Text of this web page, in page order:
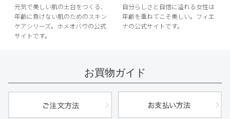
元気で美しい肌の土台をつくる、
年齢に負けない肌のためのスキン
ケアシリーズ。ホメオバウの公式
サイトです。
自分らしさと自信に溢れる女性は
年齢を重ねてこそ美しい。フィエ
ナの公式サイトです。
お買物ガイド